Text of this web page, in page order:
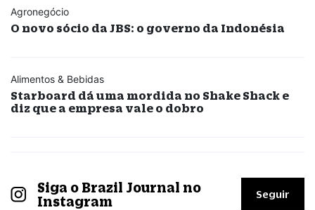
Agronegócio
O novo sócio da JBS: o governo da Indonésia
Alimentos & Bebidas
Starboard dá uma mordida no Shake Shack e
diz que a empresa vale o dobro
Siga o Brazil Journal no
Instagram
Seguir